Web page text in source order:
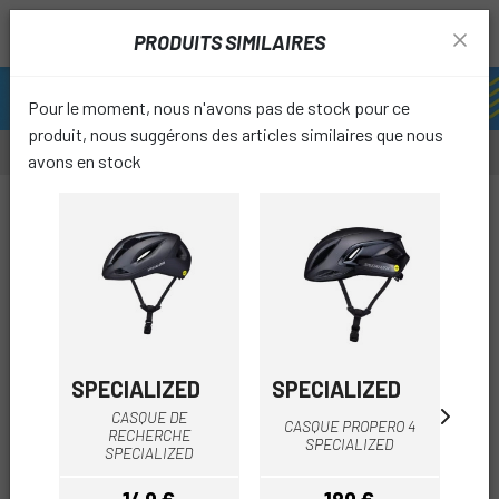
PRODUITS SIMILAIRES
Pour le moment, nous n'avons pas de stock pour ce
produit, nous suggérons des articles similaires que nous
avons en stock
SPECIALIZED
CASQUE DE
RECHERCHE
SPECIALIZED
SPECIALIZED
CASQUE PROPERO 4
SPECIALIZED